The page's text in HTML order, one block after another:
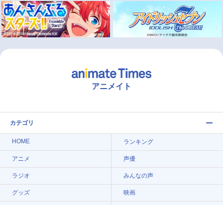
アニメイト
カテゴリ
HOME ランキング
アニメ 声優
ラジオ みんなの声
グッズ 映画